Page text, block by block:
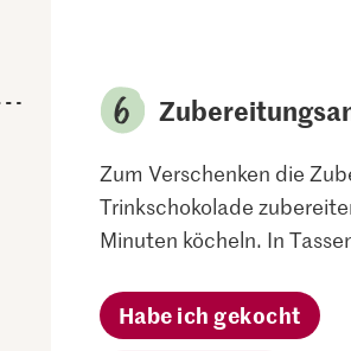
Zum Verschenken die
Trinkschokolade
Minuten köcheln. In
Habe ich gekocht